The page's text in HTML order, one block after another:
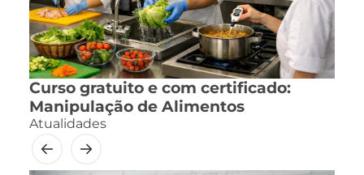
Curso gratuito e com certificado:
Manipulação de Alimentos
Atualidades